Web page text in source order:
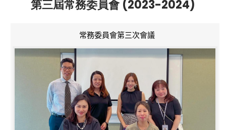
第三屆常務委員會 (2023-2024)
常務委員會第三次會議